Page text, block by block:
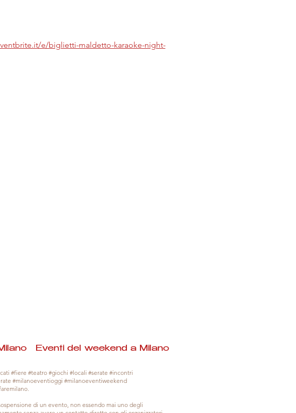
e/biglietti-maldetto-karaoke-night-
Eventi del weekend a Milano
#fiere #teatro #giochi #locali #serate #incontri
#milanoeventioggi #milanoeventiweekend
di un evento, non essendo mai uno degli